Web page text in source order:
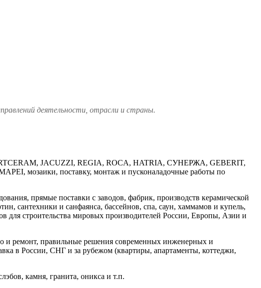
деятельности, отрасли и страны.
JACUZZI, REGIA, ROCA, HATRIA, СУНЕРЖА, GEBERIT,
мозаики, поставку, монтаж и пусконаладочные работы по
прямые поставки с заводов, фабрик, производств керамической
сантехники и санфаянса, бассейнов, спа, саун, хаммамов и купель,
для строительства мировых производителей России, Европы, Азии и
и ремонт, правильные решения современных инженерных и
в России, СНГ и за рубежом (квартиры, апартаменты, коттеджи,
камня, гранита, оникса и т.п.